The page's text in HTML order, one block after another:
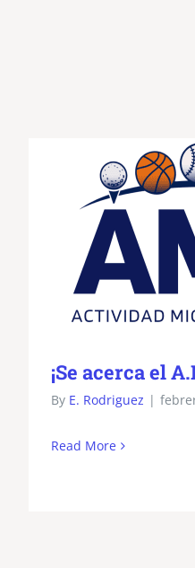
¡Se acerca el
By E. Rodriguez |
Read More